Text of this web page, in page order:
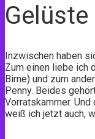
Gelüste
Inzwischen haben
Zum einen liebe ich
Birne) und zum
Penny. Beides
Vorratskammer.
weiß ich jetzt auch,